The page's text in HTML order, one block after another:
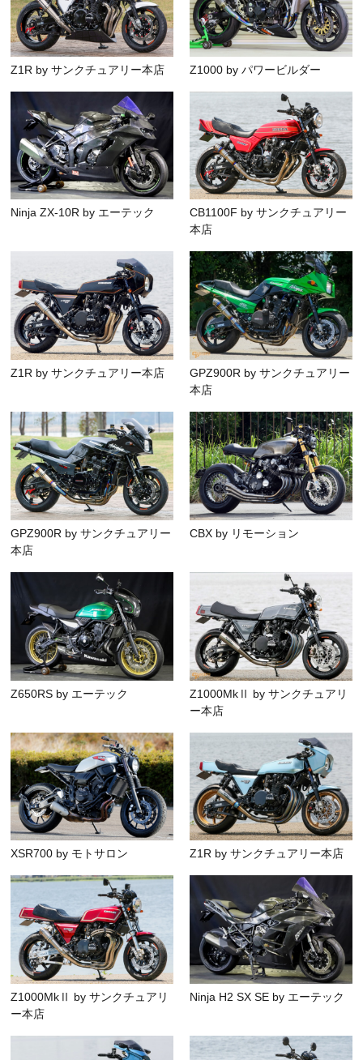
Z1R by サンクチュアリー本店 Z1000 by パワービルダー
Ninja ZX-10R by エーテック
CB1100F by サンクチュアリー
本店
Z1R by サンクチュアリー本店
GPZ900R by サンクチュアリー
本店
GPZ900R by サンクチュアリー
本店
CBX by リモーション
Z650RS by エーテック
Z1000MkⅡ by サンクチュアリ
ー本店
XSR700 by モトサロン Z1R by サンクチュアリー本店
Z1000MkⅡ by サンクチュアリ
ー本店
Ninja H2 SX SE by エーテック